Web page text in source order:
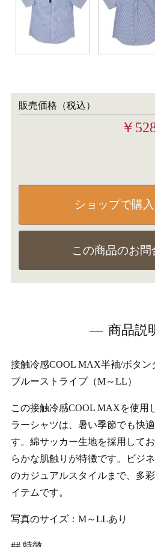
販売価格（税込）
￥
ショップで購
この商品のお問
商品説
接触冷感COOL MAX半袖/ボタン
ブルーストライプ（M～LL）
この接触冷感COOL MAXを使用
ラーシャツは、暑い季節でも快
す。綿サッカー生地を採用して
らかな肌触りが特徴です。ビジ
のカジュアルスタイルまで、多
イテムです。
写真のサイズ：M～LLあり